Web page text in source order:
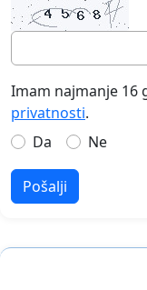
Imam najmanje 16
privatnosti.
Da
Ne
Pošalji